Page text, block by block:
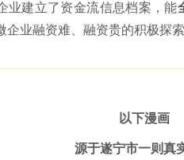
业建立了资金流信息档案，能
业融资难、融资贵的积极探索
以下漫画
源于遂宁市一则真